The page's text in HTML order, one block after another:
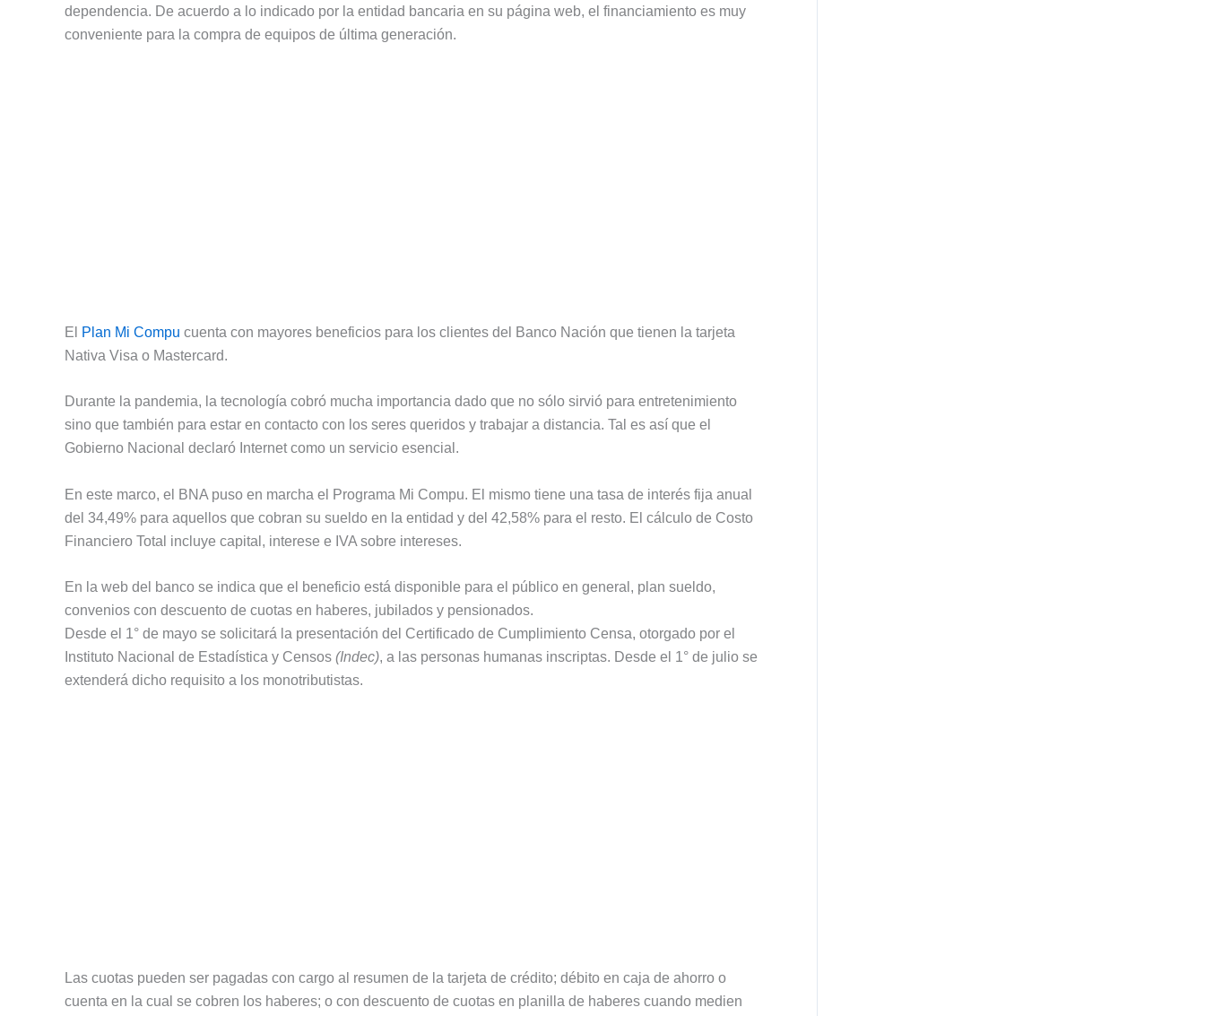
dependencia. De acuerdo a lo indicado por la entidad bancaria en su página web, el financiamiento es muy
conveniente para la compra de equipos de última generación.
El Plan Mi Compu cuenta con mayores beneficios para los clientes del Banco Nación que tienen la tarjeta
Nativa Visa o Mastercard.
Durante la pandemia, la tecnología cobró mucha importancia dado que no sólo sirvió para entretenimiento
sino que también para estar en contacto con los seres queridos y trabajar a distancia. Tal es así que el
Gobierno Nacional declaró Internet como un servicio esencial.
En este marco, el BNA puso en marcha el Programa Mi Compu. El mismo tiene una tasa de interés fija anual
del 34,49% para aquellos que cobran su sueldo en la entidad y del 42,58% para el resto. El cálculo de Costo
Financiero Total incluye capital, interese e IVA sobre intereses.
En la web del banco se indica que el beneficio está disponible para el público en general, plan sueldo,
convenios con descuento de cuotas en haberes, jubilados y pensionados.
Desde el 1° de mayo se solicitará la presentación del Certificado de Cumplimiento Censa, otorgado por el
Instituto Nacional de Estadística y Censos (Indec), a las personas humanas inscriptas. Desde el 1° de julio se
extenderá dicho requisito a los monotributistas.
Las cuotas pueden ser pagadas con cargo al resumen de la tarjeta de crédito; débito en caja de ahorro o
cuenta en la cual se cobren los haberes; o con descuento de cuotas en planilla de haberes cuando medien